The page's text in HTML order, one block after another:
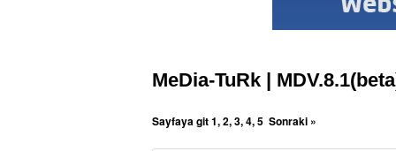
MeDia-TuRk |
Sayfaya git1,2,3,4,5 Sonraki »